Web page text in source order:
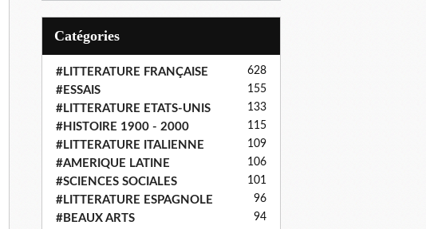
Catégories
#LITTERATURE FRANÇAISE 628
#ESSAIS 155
#LITTERATURE ETATS-UNIS 133
#HISTOIRE 1900 - 2000 115
#LITTERATURE ITALIENNE 109
#AMERIQUE LATINE 106
#SCIENCES SOCIALES 101
#LITTERATURE ESPAGNOLE 96
#BEAUX ARTS 94